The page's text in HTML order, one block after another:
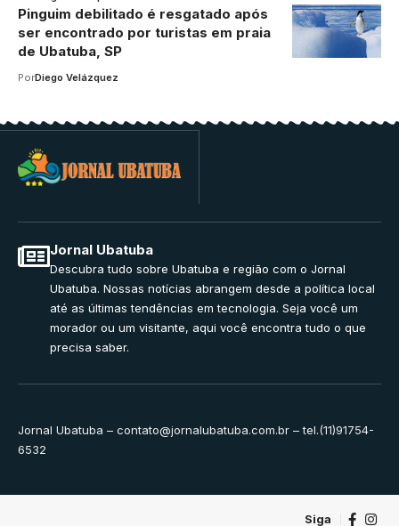
Pinguim debilitado é resgatado após
ser encontrado por turistas em praia
de Ubatuba, SP
PorDiego Velázquez
Jornal Ubatuba
Descubra tudo sobre Ubatuba e região com o Jornal
Ubatuba. Nossas notícias abrangem desde a política local
até as últimas tendências em tecnologia. Seja você um
morador ou um visitante, aqui você encontra tudo o que
precisa saber.
Jornal Ubatuba – contato@jornalubatuba.com.br – tel.(11)91754-
6532
Siga